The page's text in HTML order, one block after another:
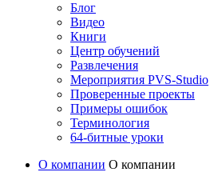
Блог
Видео
Книги
Центр обучений
Развлечения
Мероприятия PVS-Studio
Проверенные проекты
Примеры ошибок
Терминология
64-битные уроки
О компании О компании